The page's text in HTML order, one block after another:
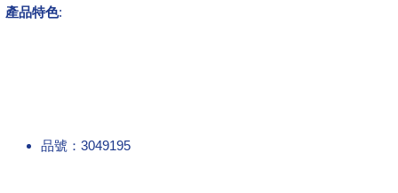
產品特色:
品號：3049195